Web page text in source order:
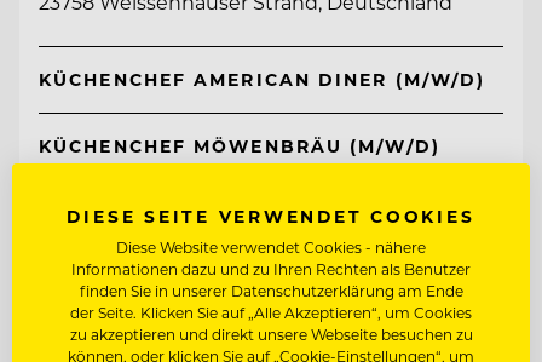
KÜCHENCHEF AMERICAN DINER (M/W/D)
KÜCHENCHEF MÖWENBRÄU (M/W/D)
Entdecke alle Jobs
DIESE SEITE VERWENDET COOKIES
Diese Website verwendet Cookies - nähere
Informationen dazu und zu Ihren Rechten als Benutzer
finden Sie in unserer Datenschutzerklärung am Ende
der Seite. Klicken Sie auf „Alle Akzeptieren“, um Cookies
zu akzeptieren und direkt unsere Webseite besuchen zu
können, oder klicken Sie auf „Cookie-Einstellungen“, um